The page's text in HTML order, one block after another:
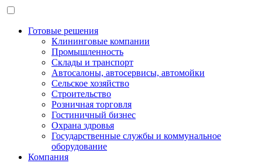
Готовые решения
Клининговые компании
Промышленность
Склады и транспорт
Автосалоны, автосервисы, автомойки
Сельское хозяйство
Строительство
Розничная торговля
Гостиничный бизнес
Охрана здровья
Государственные службы и коммунальное
оборудование
Компания